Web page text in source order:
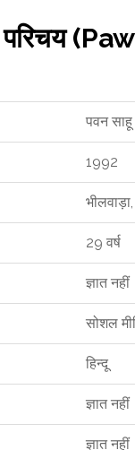
परिचय
पवन साहू
1992
29 वर्ष
ज्ञात नहीं
सोशल
हिन्दू
ज्ञात नहीं
ज्ञात नहीं